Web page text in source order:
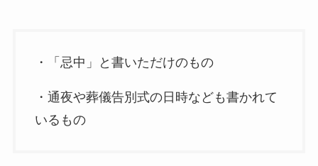
・「忌中」と書いただけのもの
・通夜や葬儀告別式の日時なども書かれて
いるもの